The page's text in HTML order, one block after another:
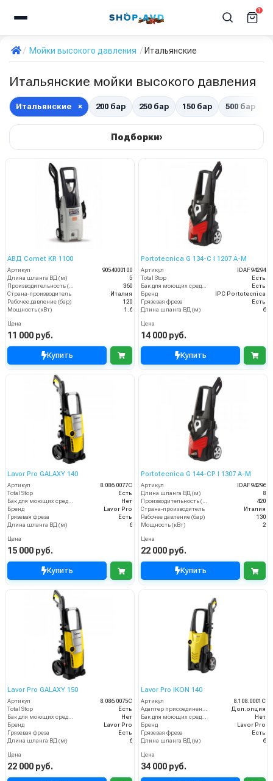
1
Мойки высокого давления Итальянские
Итальянские мойки высокого давления
Итальянские × 200 бар 250 бар 150 бар 500 бар
Подборки›
АВД Comet KR 1100
Артикул
9054000100
Длина шланга ВД (м)
5
360
Страна-производитель
Италия
Рабочее давление (бар)
120
Мощность (кВт)
1.6
Цена
11 000 руб.
Купить
Portotecnica G 134-C I 1207 A-M
Артикул
IDAF94294
Total Stop
Есть
Есть
Бренд
IPC Portotecnica
Грязевая фреза
Есть
Длина шланга ВД (м)
6
Цена
14 000 руб.
Купить
Lavor Pro GALAXY 140
Артикул
8.086.0077C
Total Stop
Есть
Бак для моющих средств
Нет
Бренд
Lavor Pro
Грязевая фреза
Есть
Длина шланга ВД (м)
6
Цена
15 000 руб.
Купить
Portotecnica G 144-CP I 1307 A-M
Артикул
IDAF94296
Длина шланга ВД (м)
8
Производительность (л/ч)
420
Страна-производитель
Италия
Рабочее давление (бар)
130
Мощность (кВт)
2
Цена
22 000 руб.
Купить
Lavor Pro GALAXY 150
Артикул
8.086.0075C
Total Stop
Есть
Бак для моющих средств
Нет
Бренд
Lavor Pro
Грязевая фреза
Есть
Длина шланга ВД (м)
6
Цена
22 000 руб.
Lavor Pro IKON 140
Артикул
8.108.0001C
Адаптер присоединения к шлангу
Доп.опция
Бак для моющих средств
Нет
Бренд
Lavor Pro
Грязевая фреза
Есть
Длина шланга ВД (м)
6
Цена
34 000 руб.